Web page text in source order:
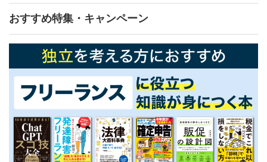
おすすめ特集・キャンペーン